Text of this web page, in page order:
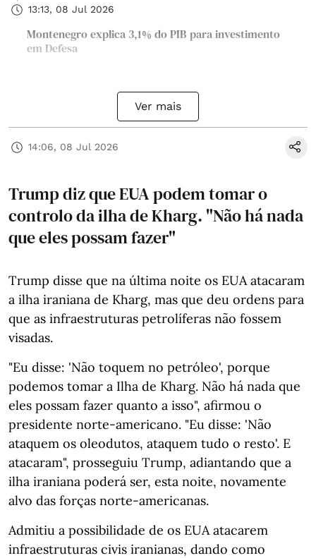
13:13, 08 Jul 2026
Montenegro explica 3,1% do PIB para investimento
em Defesa
Ver mais
14:06, 08 Jul 2026
Trump diz que EUA podem tomar o
controlo da ilha de Kharg. "Não há nada
que eles possam fazer"
Trump disse que na última noite os EUA atacaram
a ilha iraniana de Kharg, mas que deu ordens para
que as infraestruturas petrolíferas não fossem
visadas.
"Eu disse: 'Não toquem no petróleo', porque
podemos tomar a Ilha de Kharg. Não há nada que
eles possam fazer quanto a isso", afirmou o
presidente norte-americano. "Eu disse: 'Não
ataquem os oleodutos, ataquem tudo o resto'. E
atacaram", prosseguiu Trump, adiantando que a
ilha iraniana poderá ser, esta noite, novamente
alvo das forças norte-americanas.
Admitiu a possibilidade de os EUA atacarem
infraestruturas civis iranianas, dando como